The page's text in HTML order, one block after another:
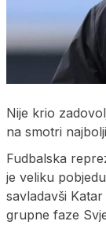
Nije krio
na smotri
Fudbalska
je veliku
savladavši
grupne faze